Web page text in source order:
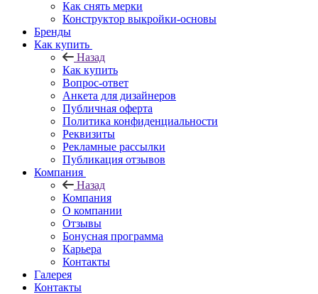
Как снять мерки
Конструктор выкройки-основы
Бренды
Как купить
Назад
Как купить
Вопрос-ответ
Анкета для дизайнеров
Публичная оферта
Политика конфиденциальности
Реквизиты
Рекламные рассылки
Публикация отзывов
Компания
Назад
Компания
О компании
Отзывы
Бонусная программа
Карьера
Контакты
Галерея
Контакты